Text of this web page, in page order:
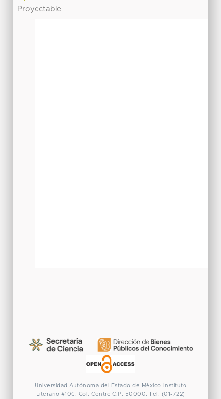
Proyectable
Universidad Autónoma del Estado de México
Instituto
Literario #100. Col. Centro C.P. 50000. Tel. (01-722)